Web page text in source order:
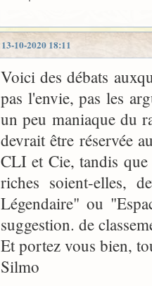
13-10-2020 18:11
Voici des débats
pas l'envie, pas les
un peu maniaque du
devrait être réservée
CLI et Cie, tandis
riches soient-elles,
Légendaire" ou
suggestion. de
Et portez vous bien,
Silmo